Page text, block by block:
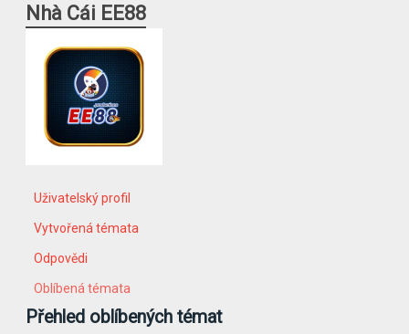
Nhà Cái EE88
Uživatelský profil
Vytvořená témata
Odpovědi
Oblíbená témata
Přehled oblíbených témat